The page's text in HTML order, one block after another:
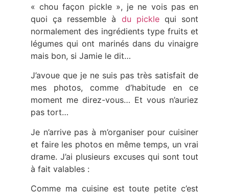
« chou façon pickle », je ne vois pas en
quoi ça ressemble à du picklequi sont
normalement des ingrédients type fruits et
légumes qui ont marinés dans du vinaigre
mais bon, si Jamie le dit…
J’avoue que je ne suis pas très satisfait de
mes photos, comme d’habitude en ce
moment me direz-vous… Et vous n’auriez
pas tort…
Je n’arrive pas à m’organiser pour cuisiner
et faire les photos en même temps, un vrai
drame. J’ai plusieurs excuses qui sont tout
à fait valables :
Comme ma cuisine est toute petite c’est